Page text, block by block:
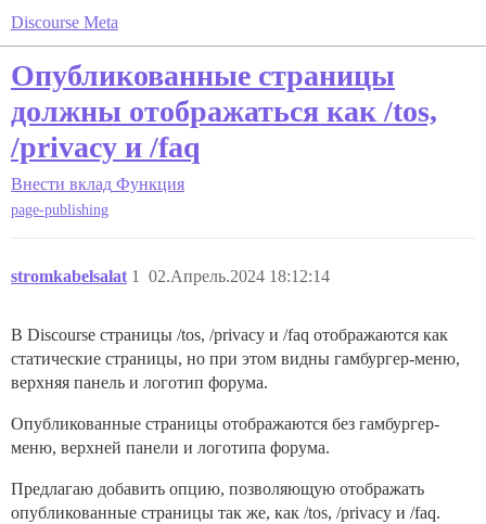
Discourse Meta
Опубликованные страницы
должны отображаться как /tos,
/privacy и /faq
Внести вклад Функция
page-publishing
stromkabelsalat 02.Апрель.2024 18:12:14
1
В Discourse страницы /tos, /privacy и /faq отображаются как
статические страницы, но при этом видны гамбургер-меню,
верхняя панель и логотип форума.
Опубликованные страницы отображаются без гамбургер-
меню, верхней панели и логотипа форума.
Предлагаю добавить опцию, позволяющую отображать
опубликованные страницы так же, как /tos, /privacy и /faq.